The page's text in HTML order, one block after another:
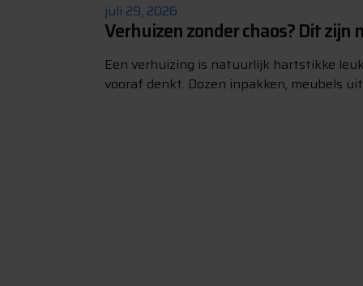
juli 29, 2026
Verhuizen zonder chaos? Dit zijn
Een verhuizing is natuurlijk hartstikke
vooraf denkt. Dozen inpakken, meubels